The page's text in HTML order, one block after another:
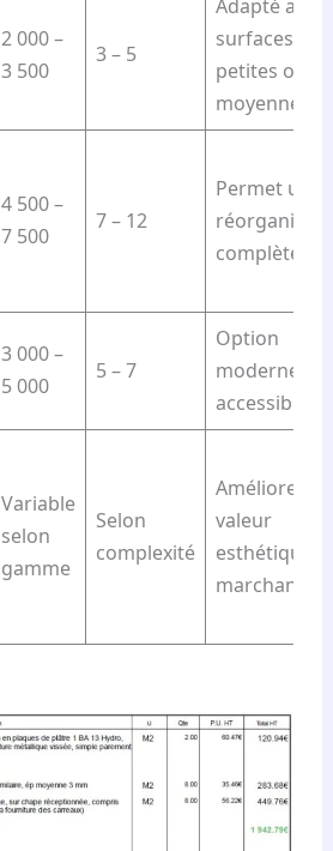
2 000 –
3 500
3 – 5
Adapté aux
surfaces
petites ou
moyennes
4 500 –
7 500
7 – 12
Permet une
complète
3 000 –
5 000
5 – 7
Option
moderne et
accessible
Variable
selon
gamme
Selon
complexité
Améliore la
valeur
esthétique
marchande